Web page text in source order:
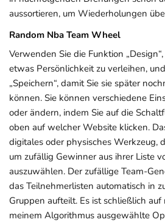
aussortieren, um Wiederholungen
Random Nba Team Wheel
Verwenden Sie die Funktion
etwas Persönlichkeit zu verleihen,
„Speichern“, damit Sie sie später
können. Sie können verschiedene
oder ändern, indem Sie auf die
oben auf welcher Website klicken.
digitales oder physisches Werkzeug,
um zufällig Gewinner aus ihrer Liste
auszuwählen. Der zufällige Team-
das Teilnehmerlisten automatisch in
Gruppen aufteilt. Es ist schließlich
meinem Algorithmus ausgewählte